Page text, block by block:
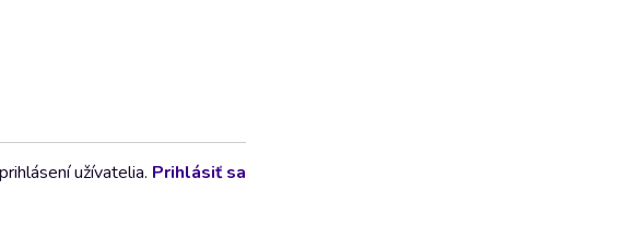
užívatelia. Prihlásiť sa